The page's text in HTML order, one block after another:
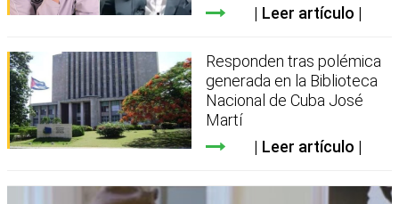
Leer artículo
Responden tras polémica
generada en la Biblioteca
Nacional de Cuba José
Martí
Leer artículo